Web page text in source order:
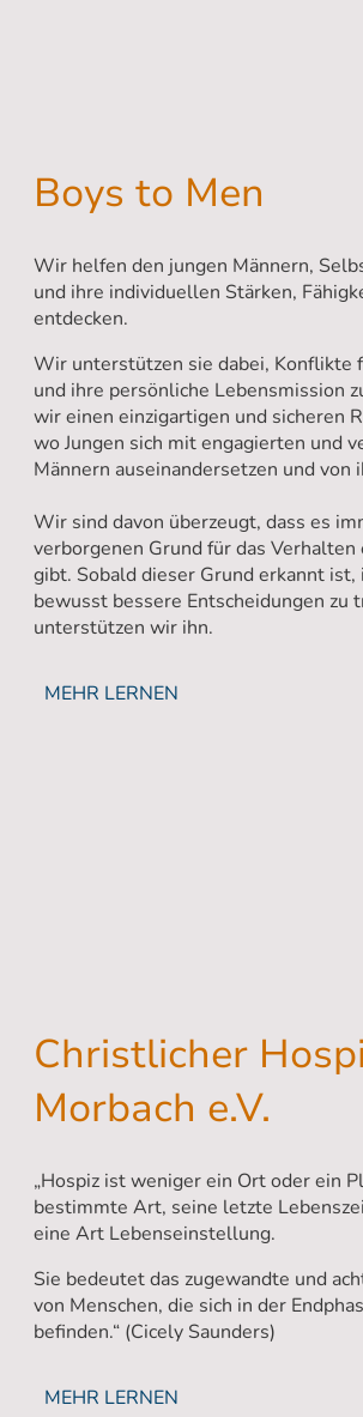
Boys to Men
Wir helfen den jungen Männern,
und ihre individuellen Stärken,
entdecken.
Wir unterstützen sie dabei, Konflikte
und ihre persönliche Lebensmission
wir einen einzigartigen und sicheren
wo Jungen sich mit engagierten und
Männern auseinandersetzen und von
Wir sind davon überzeugt, dass es
verborgenen Grund für das Verhalten
gibt. Sobald dieser Grund erkannt ist,
bewusst bessere Entscheidungen zu
unterstützen wir ihn.
MEHR LERNEN
Christlicher
Morbach e.V.
„Hospiz ist weniger ein Ort oder ein
bestimmte Art, seine letzte
eine Art Lebenseinstellung.
Sie bedeutet das zugewandte und
von Menschen, die sich in der
befinden.“ (Cicely Saunders)
MEHR LERNEN